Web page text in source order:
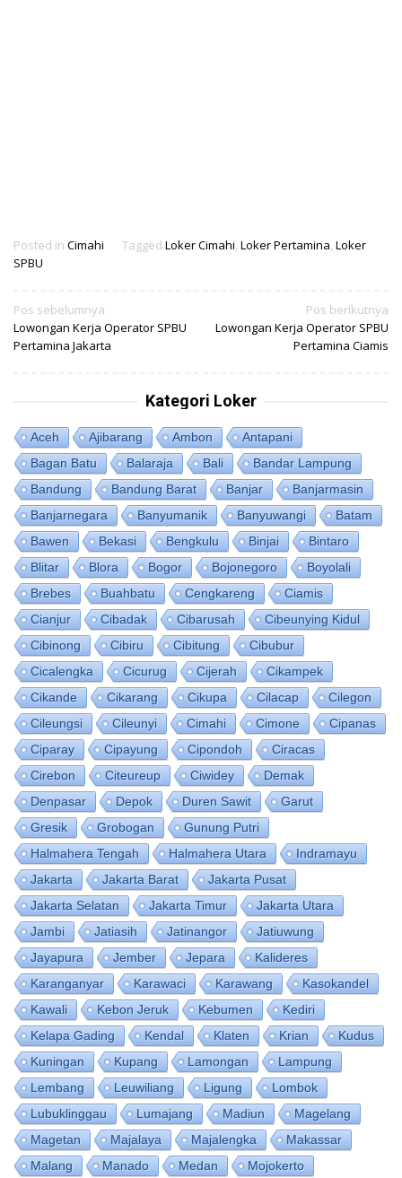
Posted in Cimahi Tagged Loker Cimahi, Loker Pertamina, Loker
SPBU
Navigasi
pos
Pos sebelumnya
Lowongan Kerja Operator SPBU
Pertamina Jakarta
Pos berikutnya
Lowongan Kerja Operator SPBU
Pertamina Ciamis
Kategori Loker
Aceh Ajibarang Ambon
Antapani
Bagan Batu
Balaraja Bali
Bandar Lampung
Bandung
Bandung Barat Banjar
Banjarmasin
Banjarnegara
Banyumanik Banyuwangi
Batam
Bawen
Bekasi Bengkulu Binjai
Bintaro
Blitar
Blora Bogor Bojonegoro
Boyolali
Brebes
Buahbatu Cengkareng
Ciamis
Cianjur
Cibadak Cibarusah
Cibeunying Kidul
Cibinong
Cibiru Cibitung
Cibubur
Cicalengka
Cicurug Cijerah
Cikampek
Cikande
Cikarang Cikupa Cilacap
Cilegon
Cileungsi
Cileunyi Cimahi Cimone
Cipanas
Ciparay
Cipayung Cipondoh
Ciracas
Cirebon
Citeureup Ciwidey
Demak
Denpasar
Depok Duren Sawit
Garut
Gresik
Grobogan
Gunung Putri
Halmahera Tengah
Halmahera Utara
Indramayu
Jakarta
Jakarta Barat
Jakarta Pusat
Jakarta Selatan
Jakarta Timur
Jakarta Utara
Jambi
Jatiasih Jatinangor
Jatiuwung
Jayapura
Jember Jepara
Kalideres
Karanganyar
Karawaci Karawang
Kasokandel
Kawali
Kebon Jeruk Kebumen
Kediri
Kelapa Gading
Kendal Klaten Krian
Kudus
Kuningan
Kupang Lamongan
Lampung
Lembang
Leuwiliang Ligung
Lombok
Lubuklinggau
Lumajang Madiun
Magelang
Magetan
Majalaya Majalengka
Makassar
Malang
Manado Medan
Mojokerto